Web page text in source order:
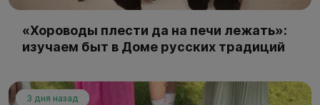
«Хороводы плести да на печи лежать»:
изучаем быт в Доме русских традиций
3 дня назад